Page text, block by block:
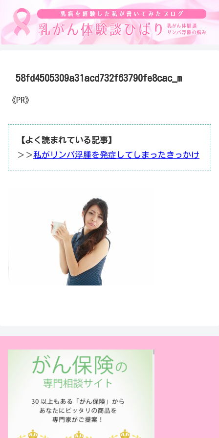
58fd4505309a31acd732f63790fe8cac_m
《PR》
【よく読まれている記事】
＞＞私がリンパ浮腫を発症してしまったきっかけ